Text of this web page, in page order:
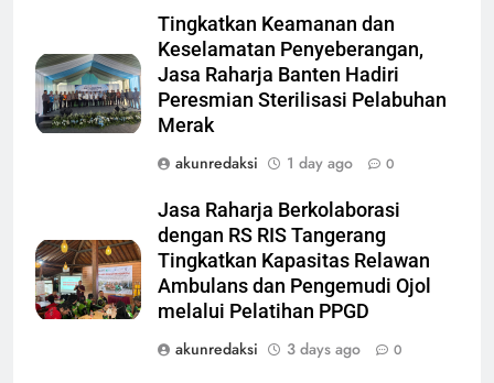
Tingkatkan Keamanan dan
Keselamatan Penyeberangan,
Jasa Raharja Banten Hadiri
Peresmian Sterilisasi Pelabuhan
Merak
akunredaksi
1 day ago 0
Jasa Raharja Berkolaborasi
dengan RS RIS Tangerang
Tingkatkan Kapasitas Relawan
Ambulans dan Pengemudi Ojol
melalui Pelatihan PPGD
akunredaksi
3 days ago 0